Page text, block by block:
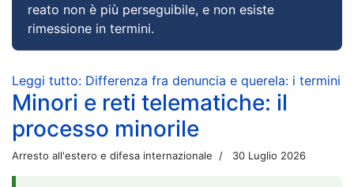
reato non è più perseguibile, e non esiste
rimessione in termini.
Leggi tutto: Differenza fra denuncia e querela: i termini
Minori e reti telematiche: il
processo minorile
Arresto all'estero e difesa internazionale 30 Luglio 2026